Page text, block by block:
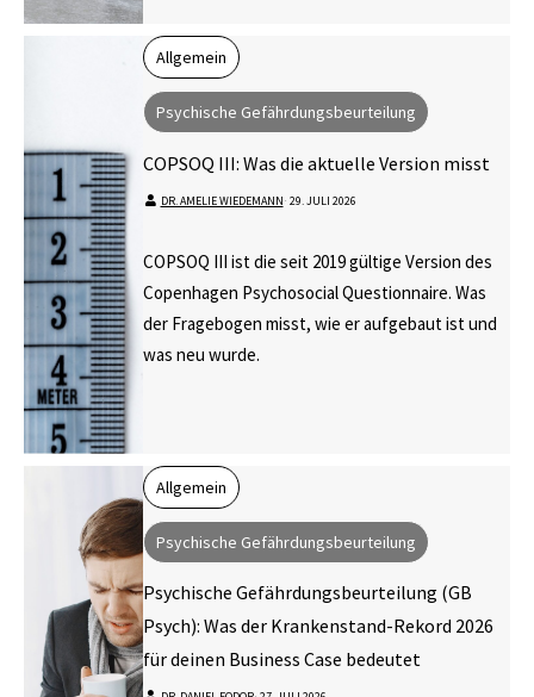
Allgemein
Psychische Gefährdungsbeurteilung
COPSOQ III: Was die aktuelle Version misst
DR. AMELIE WIEDEMANN⋅ 29. JULI 2026
COPSOQ III ist die seit 2019 gültige Version des
Copenhagen Psychosocial Questionnaire. Was
der Fragebogen misst, wie er aufgebaut ist und
was neu wurde.
Allgemein
Psychische Gefährdungsbeurteilung
Psychische Gefährdungsbeurteilung (GB
Psych): Was der Krankenstand-Rekord 2026
für deinen Business Case bedeutet